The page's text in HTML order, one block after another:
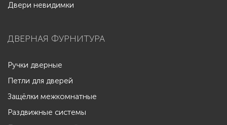
Двери невидимки
ДВЕРНАЯ ФУРНИТУРА
Ручки дверные
Петли для дверей
Защёлки межкомнатные
Раздвижные системы